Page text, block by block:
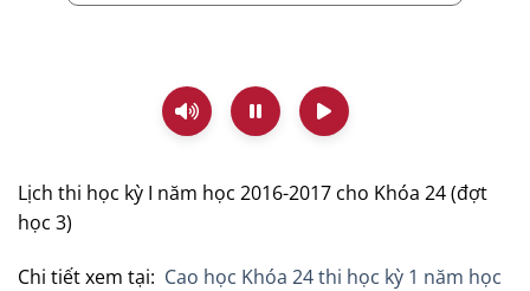
Lịch thi học kỳ I năm học 2016-2017 cho Khóa 24 (đợt
học 3)
Chi tiết xem tại: Cao học Khóa 24 thi học kỳ 1 năm học